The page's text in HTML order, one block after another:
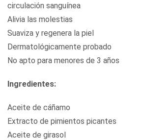
circulación sanguínea
Alivia las molestias
Suaviza y regenera la piel
Dermatológicamente probado
No apto para menores de 3 años
Ingredientes:
Aceite de cáñamo
Extracto de pimientos picantes
Aceite de girasol